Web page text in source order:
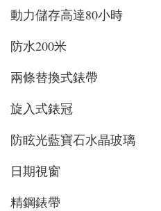
動力儲存高達80小時
防水200米
兩條替換式錶帶
旋入式錶冠
防眩光藍寶石水晶玻璃
日期視窗
精鋼錶帶